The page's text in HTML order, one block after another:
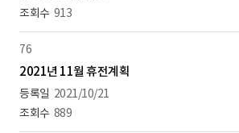
913
76
2021년 11월 휴전계획
2021/10/21
889